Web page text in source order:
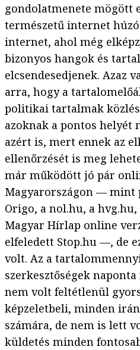
gondolatmenete mögött
természetű internet
internet, ahol még
bizonyos hangok és
elcsendesedjenek. Azaz
arra, hogy a
politikai tartalmak
azoknak a pontos helyét
azért is, mert ennek az
ellenőrzését is meg
már működött jó pár
Magyarországon — mint
Origo, a nol.hu, a
Magyar Hírlap online
elfeledett Stop.hu —, de
volt. Az a
szerkesztőségek
nem volt feltétlenül
képzeletbeli, minden
számára, de nem is lett
küldetés minden